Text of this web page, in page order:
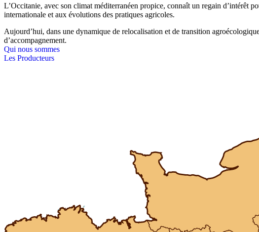
L’Occitanie, avec son climat méditerranéen propice, connaît un regain d’intérêt
internationale et aux évolutions des pratiques agricoles.
Aujourd’hui, dans une dynamique de relocalisation et de transition
d’accompagnement.
Qui nous sommes
Les Producteurs